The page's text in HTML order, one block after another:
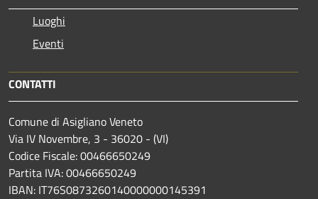
Luoghi
Eventi
CONTATTI
Comune di Asigliano Veneto
Via IV Novembre, 3 - 36020 - (VI)
Codice Fiscale: 00466650249
Partita IVA: 00466650249
IBAN: IT76S0873260140000000145391